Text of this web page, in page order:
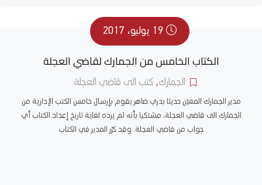
19 يوليو، 2017
الكتاب الخامس من الجمارك لقاضي العجلة
الجمارك, كتب الى قاضي العجلة
مدير الجمارك المعيّن حديثا بدري ضاهر يقوم بإرسال خامس الكتب الإدارية من
الجمارك الى قاضي العجلة، مشتكيا بأنه لم يرده لغاية تاريخ إعداد الكتاب أي
جواب من قاضي العجلة. وقد كرّر المدير في الكتاب